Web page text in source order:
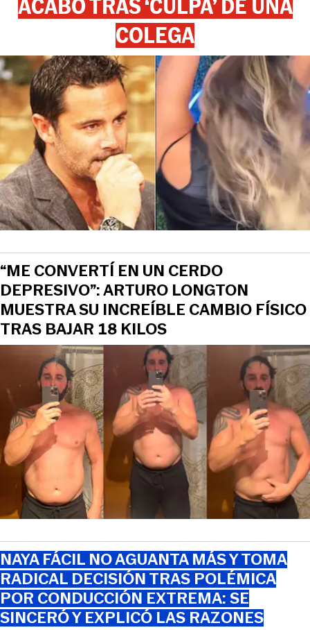
COLEGA
“ME CONVERTÍ EN UN CERDO
DEPRESIVO”: ARTURO LONGTON
MUESTRA SU INCREÍBLE CAMBIO FÍSICO
TRAS BAJAR 18 KILOS
NAYA FÁCIL NO AGUANTA MÁS Y TOMA
RADICAL DECISIÓN TRAS POLÉMICA
POR CONDUCCIÓN EXTREMA: SE
SINCERÓ Y EXPLICÓ LAS RAZONES